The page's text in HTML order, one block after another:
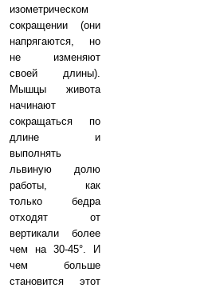
изометрическом
сокращении (они
напрягаются, но
не изменяют
своей длины).
Мышцы живота
начинают
сокращаться по
длине и
выполнять
львиную долю
работы, как
только бедра
отходят от
вертикали более
чем на 30-45°. И
чем больше
становится этот